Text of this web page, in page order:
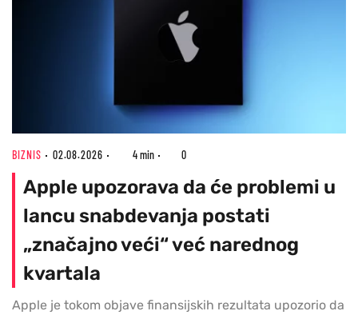
BIZNIS 02.08.2026 4 min 0
Apple upozorava da će problemi u
lancu snabdevanja postati
„značajno veći“ već narednog
kvartala
Apple je tokom objave finansijskih rezultata upozorio da